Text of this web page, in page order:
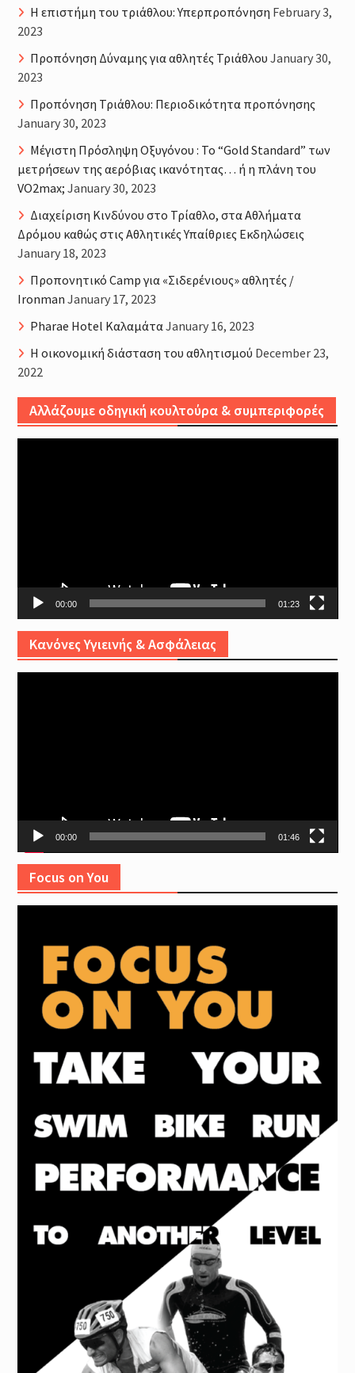
H επιστήμη του τριάθλου: Υπερπροπόνηση February 3,
2023
Προπόνηση Δύναμης για αθλητές Τριάθλου January 30,
2023
Προπόνηση Τριάθλου: Περιοδικότητα προπόνησης
January 30, 2023
Μέγιστη Πρόσληψη Οξυγόνου : Το “Gold Standard” των
μετρήσεων της αερόβιας ικανότητας… ή η πλάνη του
VO2max; January 30, 2023
Διαχείριση Κινδύνου στο Τρίαθλο, στα Αθλήματα
Δρόμου καθώς στις Αθλητικές Υπαίθριες Εκδηλώσεις
January 18, 2023
Προπονητικό Camp για «Σιδερένιους» αθλητές /
Ironman January 17, 2023
Pharae Hotel ΚαλαμάταJanuary 16, 2023
Η οικονομική διάσταση του αθλητισμού December 23,
2022
Αλλάζουμε οδηγική κουλτούρα & συμπεριφορές
00:00 01:23
Κανόνες Υγιεινής & Ασφάλειας
00:00 01:46
Focus on You